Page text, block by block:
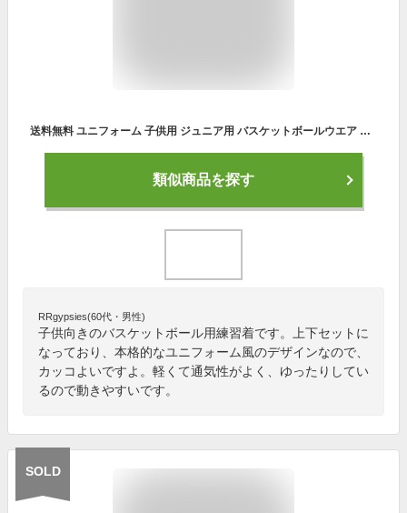
送料無料 ユニフォーム 子供用 ジュニア用 バスケットボールウエア 袖なし ジュニア セットアップ 夏 ショートパンツ 上下セット トレーニング用服 練習着 スポーツウエア バスケットボールウエア 袖なし セットアップ メンズ ゆったり 涼しい
類似商品を探す
RRgypsies(60代・男性)
子供向きのバスケットボール用練習着です。上下セットに
なっており、本格的なユニフォーム風のデザインなので、
カッコよいですよ。軽くて通気性がよく、ゆったりしてい
るので動きやすいです。
SOLD